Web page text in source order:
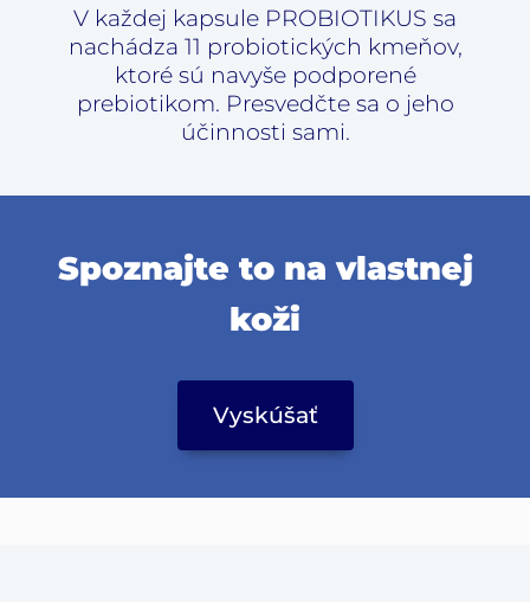
V každej kapsule PROBIOTIKUS sa
nachádza 11 probiotických kmeňov,
ktoré sú navyše podporené
prebiotikom. Presvedčte sa o jeho
účinnosti sami.
Spoznajte to na vlastnej
koži
Vyskúšať